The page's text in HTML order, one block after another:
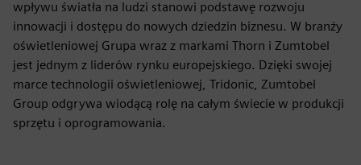
wpływu światła na ludzi stanowi podstawę rozwoju
innowacji i dostępu do nowych dziedzin biznesu. W branży
oświetleniowej Grupa wraz z markami Thorn i Zumtobel
jest jednym z liderów rynku europejskiego. Dzięki swojej
marce technologii oświetleniowej, Tridonic, Zumtobel
Group odgrywa wiodącą rolę na całym świecie w produkcji
sprzętu i oprogramowania.